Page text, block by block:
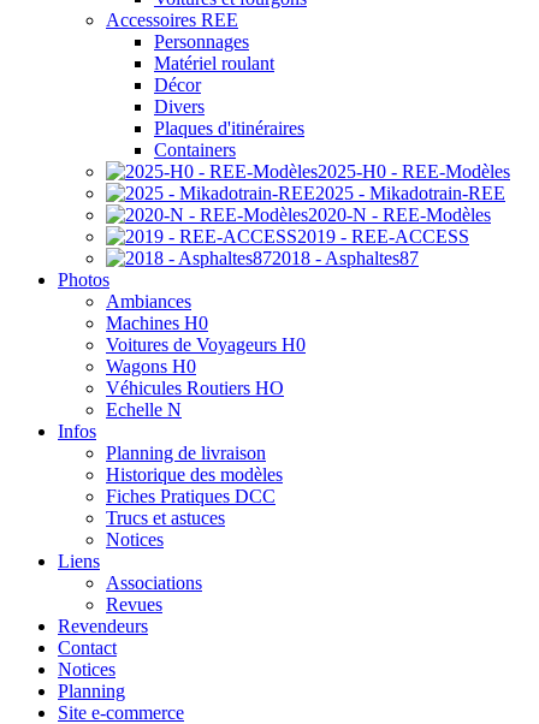
Accessoires REE
Personnages
Matériel roulant
Décor
Divers
Plaques d'itinéraires
Containers
2025-H0 - REE-Modèles
2025 - Mikadotrain-REE
2020-N - REE-Modèles
2019 - REE-ACCESS
2018 - Asphaltes87
Photos
Ambiances
Machines H0
Voitures de Voyageurs H0
Wagons H0
Véhicules Routiers HO
Echelle N
Infos
Planning de livraison
Historique des modèles
Fiches Pratiques DCC
Trucs et astuces
Notices
Liens
Associations
Revues
Revendeurs
Contact
Notices
Planning
Site e-commerce